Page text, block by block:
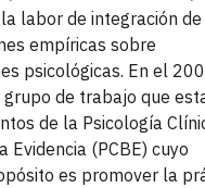
labor de integración
empíricas sobre
psicológicas. En el
grupo de trabajo que
de la Psicología
Evidencia (PCBE) cuyo
es promover la